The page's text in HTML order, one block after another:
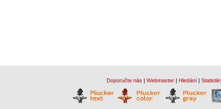
Doporučte nás | Webmaster | Hledání |